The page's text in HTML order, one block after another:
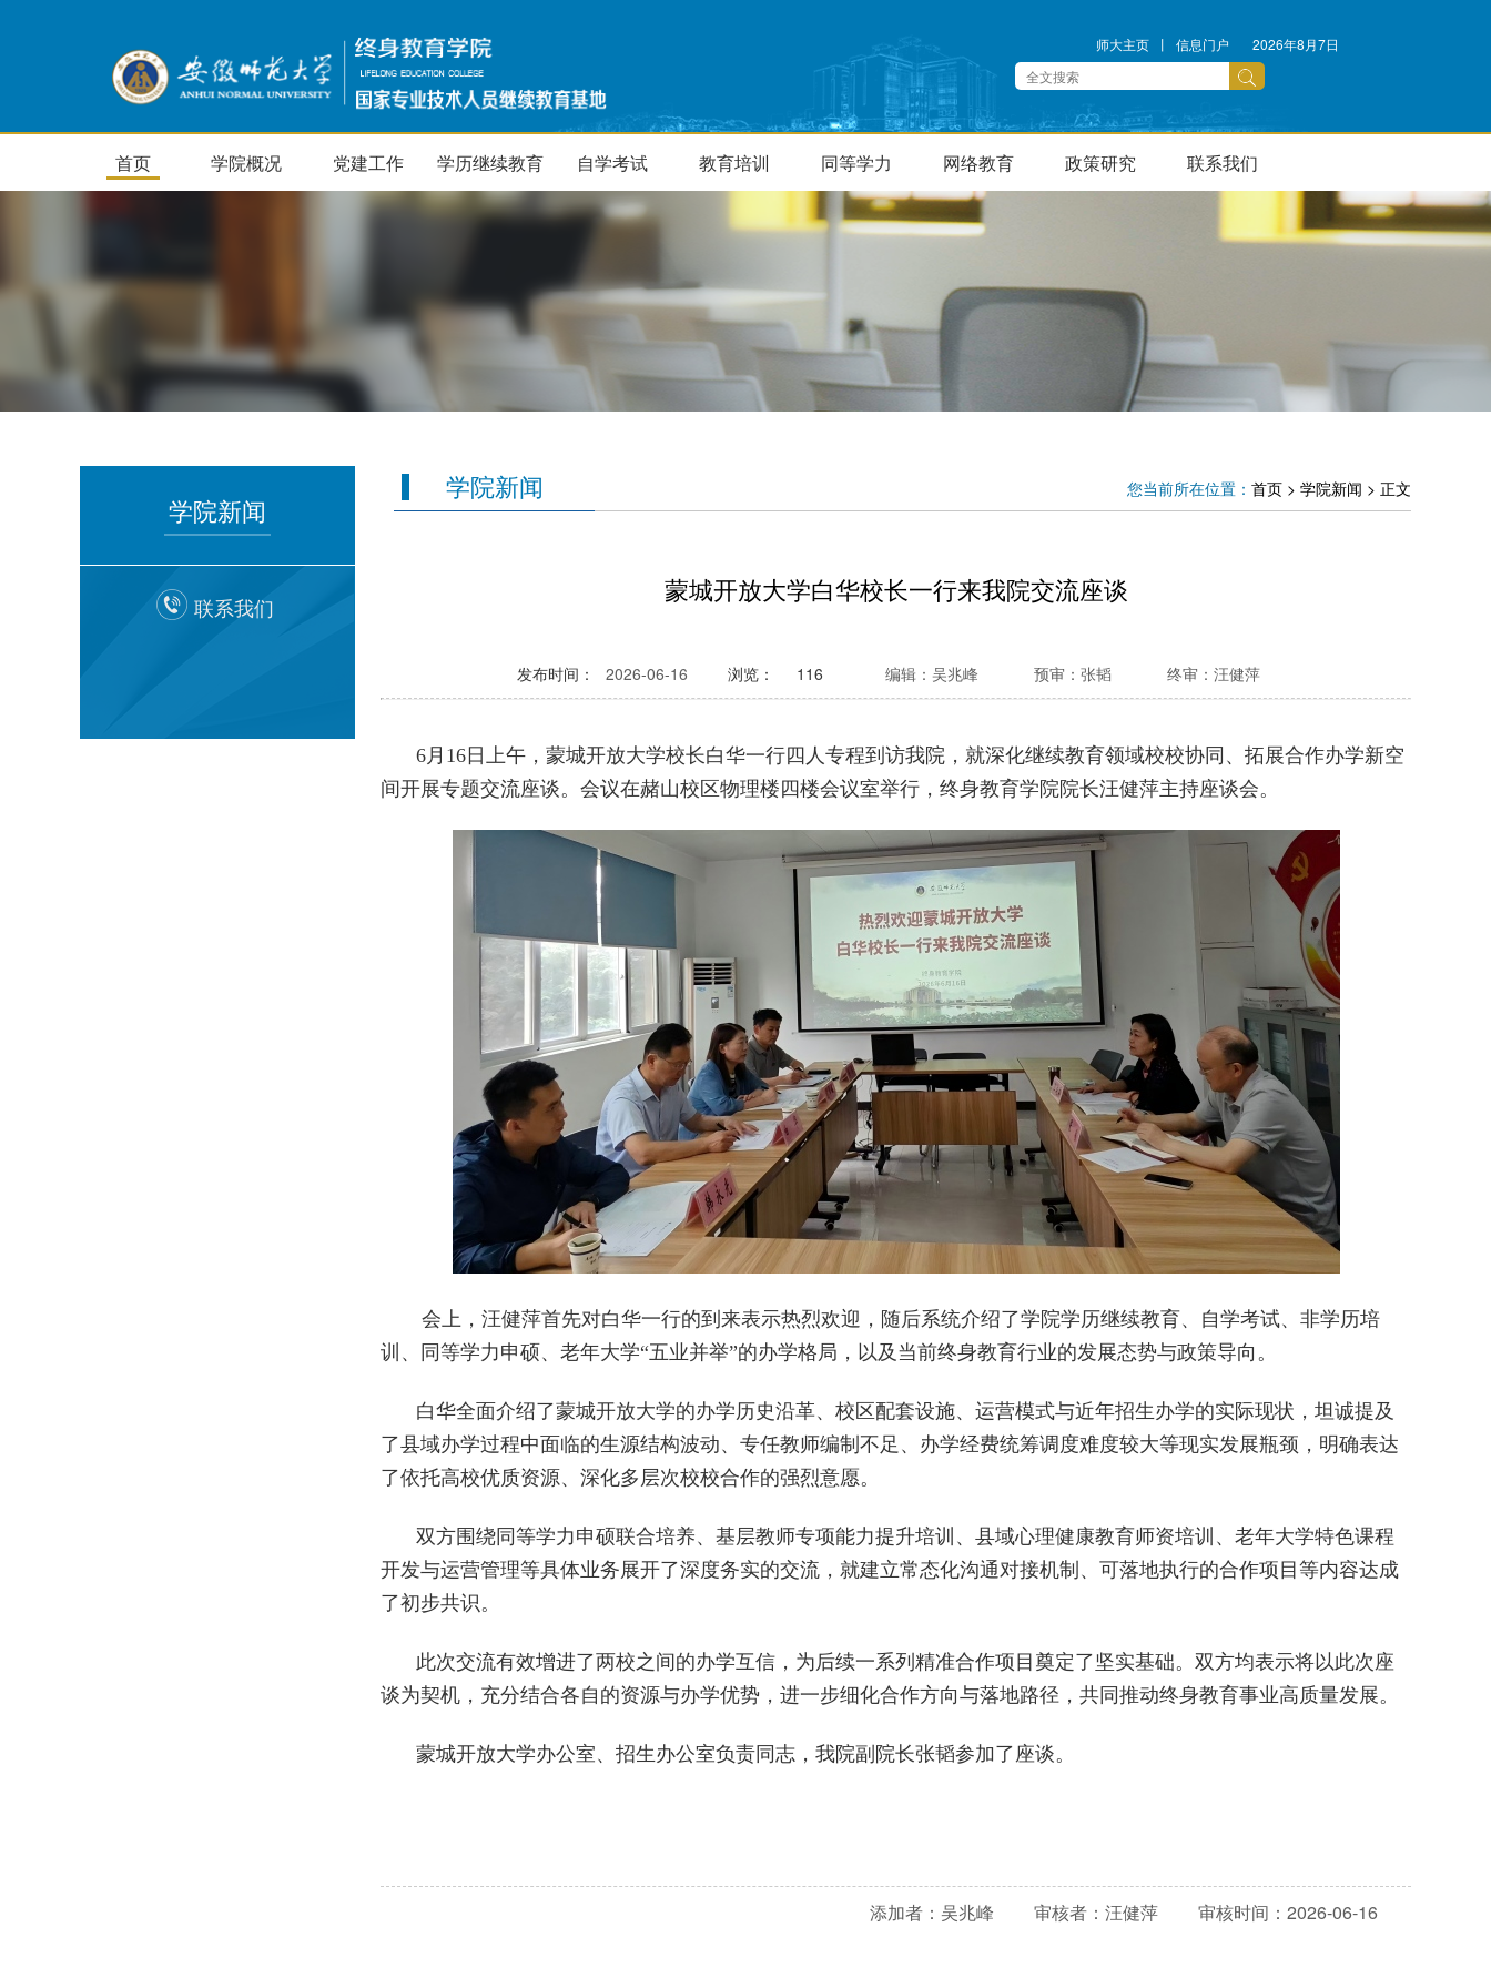
师大主页 丨 信息门户 2026年8月7日
首页 学院概况 党建工作 学历继续教育 自学考试 教育培训 同等学力 网络教育 政策研究 联系我们
学院新闻
联系我们
学院新闻 首页 > 学院新闻 > 正文
您当前所在位置：
蒙城开放大学白华校长一行来我院交流座谈
发布时间： 2026-06-16 浏览： 116 编辑：吴兆峰 预审：张韬 终审：汪健萍
6月16日上午，蒙城开放大学校长白华一行四人专程到访我院，就深化继续教育领域校校协同、拓展合作办学新空
间开展专题交流座谈。会议在赭山校区物理楼四楼会议室举行，终身教育学院院长汪健萍主持座谈会。
会上，汪健萍首先对白华一行的到来表示热烈欢迎，随后系统介绍了学院学历继续教育、自学考试、非学历培
训、同等学力申硕、老年大学“五业并举”的办学格局，以及当前终身教育行业的发展态势与政策导向。
白华全面介绍了蒙城开放大学的办学历史沿革、校区配套设施、运营模式与近年招生办学的实际现状，坦诚提及
了县域办学过程中面临的生源结构波动、专任教师编制不足、办学经费统筹调度难度较大等现实发展瓶颈，明确表达
了依托高校优质资源、深化多层次校校合作的强烈意愿。
双方围绕同等学力申硕联合培养、基层教师专项能力提升培训、县域心理健康教育师资培训、老年大学特色课程
开发与运营管理等具体业务展开了深度务实的交流，就建立常态化沟通对接机制、可落地执行的合作项目等内容达成
了初步共识。
此次交流有效增进了两校之间的办学互信，为后续一系列精准合作项目奠定了坚实基础。双方均表示将以此次座
谈为契机，充分结合各自的资源与办学优势，进一步细化合作方向与落地路径，共同推动终身教育事业高质量发展。
蒙城开放大学办公室、招生办公室负责同志，我院副院长张韬参加了座谈。
添加者： 吴兆峰 审核者： 汪健萍 审核时间： 2026-06-16